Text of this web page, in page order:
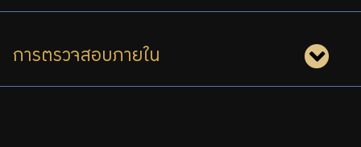
การตรวจสอบภายใน